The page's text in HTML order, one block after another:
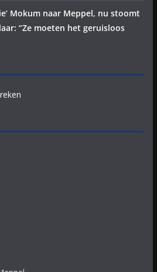
Mokum naar Meppel, nu stoomt
“Ze moeten het geruisloos